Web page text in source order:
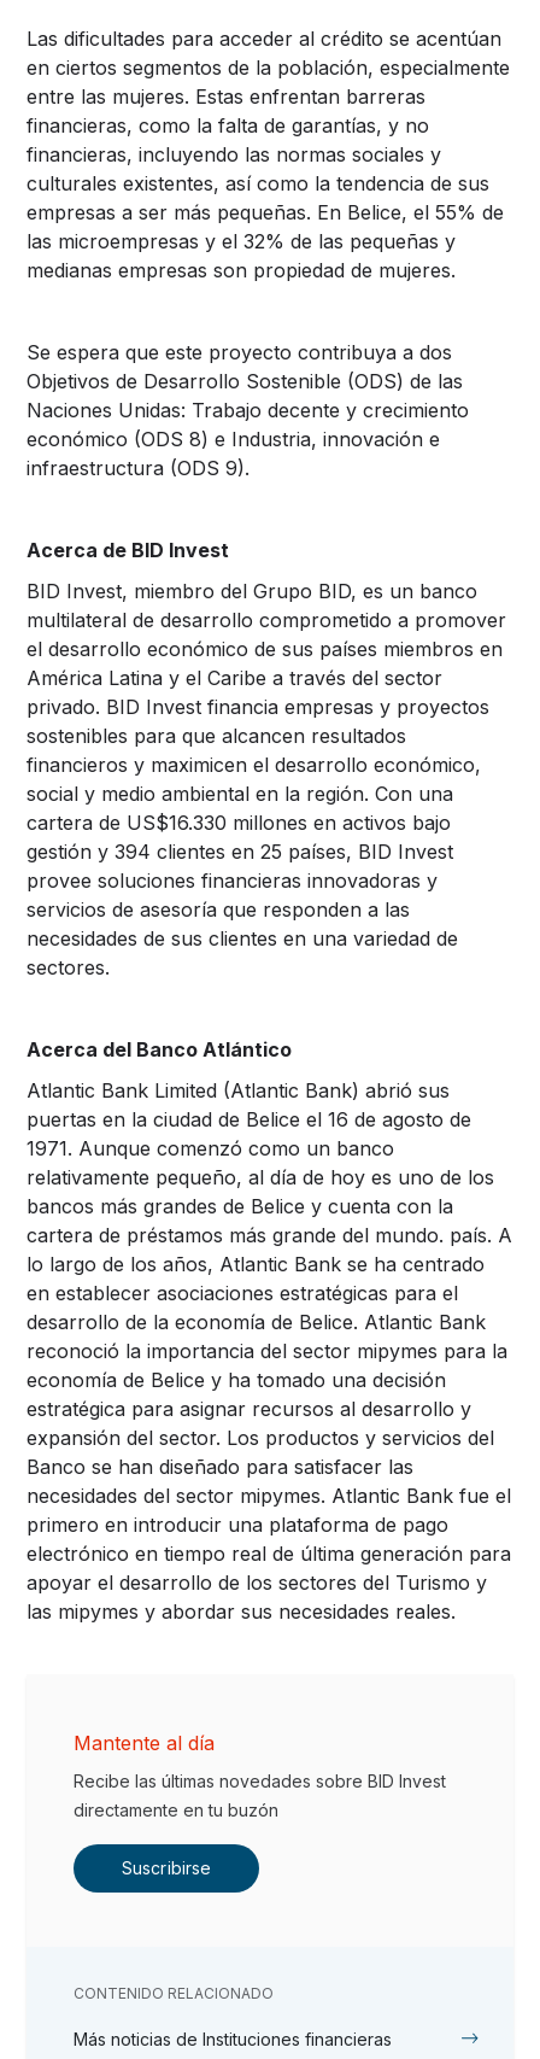
Las dificultades para acceder al crédito se acentúan
en ciertos segmentos de la población, especialmente
entre las mujeres. Estas enfrentan barreras
financieras, como la falta de garantías, y no
financieras, incluyendo las normas sociales y
culturales existentes, así como la tendencia de sus
empresas a ser más pequeñas. En Belice, el 55% de
las microempresas y el 32% de las pequeñas y
medianas empresas son propiedad de mujeres.
Se espera que este proyecto contribuya a dos
Objetivos de Desarrollo Sostenible (ODS) de las
Naciones Unidas: Trabajo decente y crecimiento
económico (ODS 8) e Industria, innovación e
infraestructura (ODS 9).
Acerca de BID Invest
BID Invest, miembro del Grupo BID, es un banco
multilateral de desarrollo comprometido a promover
el desarrollo económico de sus países miembros en
América Latina y el Caribe a través del sector
privado. BID Invest financia empresas y proyectos
sostenibles para que alcancen resultados
financieros y maximicen el desarrollo económico,
social y medio ambiental en la región. Con una
cartera de US$16.330 millones en activos bajo
gestión y 394 clientes en 25 países, BID Invest
provee soluciones financieras innovadoras y
servicios de asesoría que responden a las
necesidades de sus clientes en una variedad de
sectores.
Acerca del Banco Atlántico
Atlantic Bank Limited (Atlantic Bank) abrió sus
puertas en la ciudad de Belice el 16 de agosto de
1971. Aunque comenzó como un banco
relativamente pequeño, al día de hoy es uno de los
bancos más grandes de Belice y cuenta con la
cartera de préstamos más grande del mundo. país. A
lo largo de los años, Atlantic Bank se ha centrado
en establecer asociaciones estratégicas para el
desarrollo de la economía de Belice. Atlantic Bank
reconoció la importancia del sector mipymes para la
economía de Belice y ha tomado una decisión
estratégica para asignar recursos al desarrollo y
expansión del sector. Los productos y servicios del
Banco se han diseñado para satisfacer las
necesidades del sector mipymes. Atlantic Bank fue el
primero en introducir una plataforma de pago
electrónico en tiempo real de última generación para
apoyar el desarrollo de los sectores del Turismo y
las mipymes y abordar sus necesidades reales.
Mantente al día
Recibe las últimas novedades sobre BID Invest
directamente en tu buzón
Suscribirse
CONTENIDO RELACIONADO
Más noticias de Instituciones financieras